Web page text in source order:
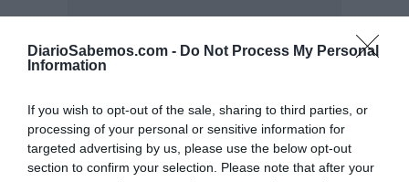
DiarioSabemos.com - Do Not Process My Personal
Information
If you wish to opt-out of the sale, sharing to third parties, or
processing of your personal or sensitive information for
targeted advertising by us, please use the below opt-out
section to confirm your selection. Please note that after your